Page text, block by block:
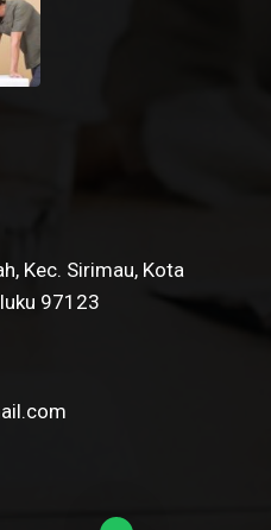
Kec. Sirimau, Kota
97123